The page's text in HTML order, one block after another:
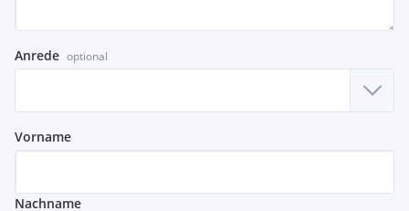
Anrede optional
Vorname
Nachname